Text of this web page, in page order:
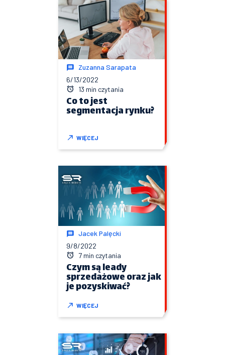
Zuzanna Sarapata
6/13/2022
13 min czytania
Co to jest
segmentacja rynku?
WIĘCEJ
Jacek Palęcki
9/8/2022
7 min czytania
Czym są leady
sprzedażowe oraz jak
je pozyskiwać?
WIĘCEJ